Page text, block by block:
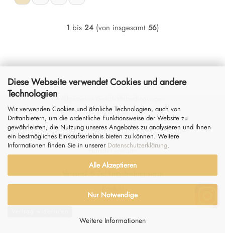
Diese Webseite verwendet Cookies und andere
Technologien
Wir verwenden Cookies und ähnliche Technologien, auch von
Drittanbietern, um die ordentliche Funktionsweise der Website zu
gewährleisten, die Nutzung unseres Angebotes zu analysieren und Ihnen
ein bestmögliches Einkaufserlebnis bieten zu können. Weitere
Informationen finden Sie in unserer Datenschutzerklärung.
Alle Akzeptieren
Nur Notwendige
Weitere Informationen
1 bis 24(von insgesamt 56)
Impressum
Datenschutz &Widerrufsrecht
Händler werden
Versand- & Zahlungsbedingungen